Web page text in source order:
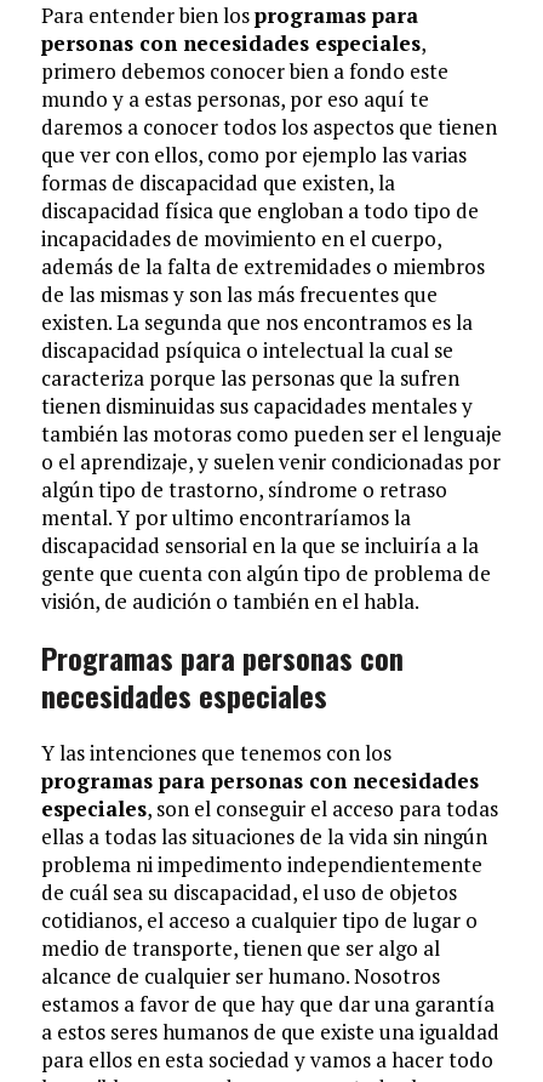
Para entender bien losprogramas para
personas con necesidades especiales,
primero debemos conocer bien a fondo este
mundo y a estas personas, por eso aquí te
daremos a conocer todos los aspectos que tienen
que ver con ellos, como por ejemplo las varias
formas de discapacidad que existen, la
discapacidad física que engloban a todo tipo de
incapacidades de movimiento en el cuerpo,
además de la falta de extremidades o miembros
de las mismas y son las más frecuentes que
existen. La segunda que nos encontramos es la
discapacidad psíquica o intelectual la cual se
caracteriza porque las personas que la sufren
tienen disminuidas sus capacidades mentales y
también las motoras como pueden ser el lenguaje
o el aprendizaje, y suelen venir condicionadas por
algún tipo de trastorno, síndrome o retraso
mental. Y por ultimo encontraríamos la
discapacidad sensorial en la que se incluiría a la
gente que cuenta con algún tipo de problema de
visión, de audición o también en el habla.
Programas para personas con
necesidades especiales
Y las intenciones que tenemos con los
programas para personas con necesidades
especiales, son el conseguir el acceso para todas
ellas a todas las situaciones de la vida sin ningún
problema ni impedimento independientemente
de cuál sea su discapacidad, el uso de objetos
cotidianos, el acceso a cualquier tipo de lugar o
medio de transporte, tienen que ser algo al
alcance de cualquier ser humano. Nosotros
estamos a favor de que hay que dar una garantía
a estos seres humanos de que existe una igualdad
para ellos en esta sociedad y vamos a hacer todo